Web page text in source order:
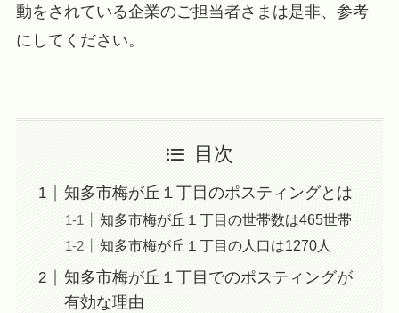
動をされている企業のご担当者さまは是非、参考
にしてください。
目次
知多市梅が丘１丁目のポスティングとは
知多市梅が丘１丁目の世帯数は465世帯
知多市梅が丘１丁目の人口は1270人
知多市梅が丘１丁目でのポスティングが
有効な理由